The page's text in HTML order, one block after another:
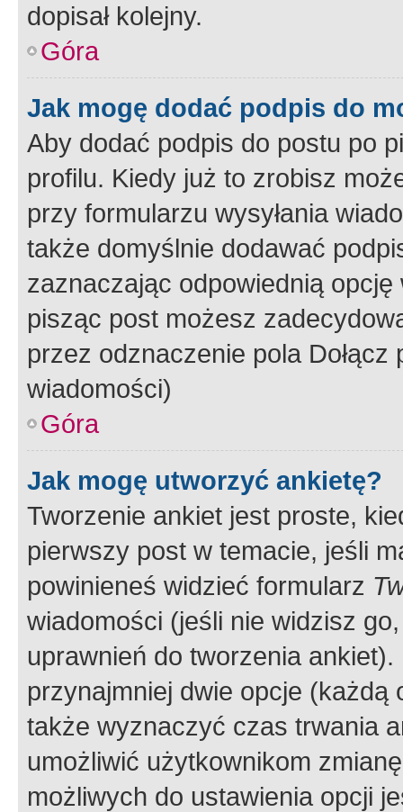
dopisał kolejny.
Góra
Jak mogę dodać podpis do
Aby dodać podpis do postu po
profilu. Kiedy już to zrobisz
przy formularzu wysyłania
także domyślnie dodawać
zaznaczając odpowiednią
pisząc post możesz
przez odznaczenie pola
wiadomości)
Góra
Jak mogę utworzyć ankietę?
Tworzenie ankiet jest proste,
pierwszy post w temacie, jeśli
powinieneś widzieć formularz
wiadomości (jeśli nie widzisz
uprawnień do tworzenia
przynajmniej dwie opcje
także wyznaczyć czas trwania
umożliwić użytkownikom
możliwych do ustawienia opcji